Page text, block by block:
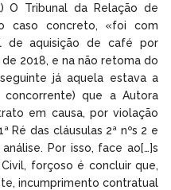
O Tribunal da Relação de
caso concreto, «foi com
de aquisição de café por
2018, e na não retoma do
já aquela estava a
que a Autora
em causa, por violação
Ré das cláusulas 2ª nºs 2 e
Por isso, face ao[…]s
forçoso é concluir que,
incumprimento contratual